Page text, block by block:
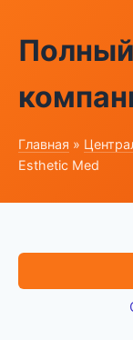
Главная »
Esthetic Med